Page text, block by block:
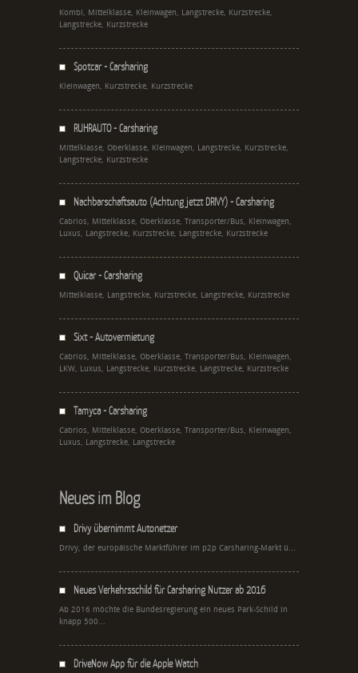
Kombi, Mittelklasse, Kleinwagen, Langstrecke, Kurzstrecke,
Langstrecke, Kurzstrecke
Spotcar - Carsharing
Kleinwagen, Kurzstrecke, Kurzstrecke
RUHRAUTO - Carsharing
Mittelklasse, Oberklasse, Kleinwagen, Langstrecke, Kurzstrecke,
Langstrecke, Kurzstrecke
Nachbarschaftsauto (Achtung jetzt DRIVY) - Carsharing
Cabrios, Mittelklasse, Oberklasse, Transporter/Bus, Kleinwagen,
Luxus, Langstrecke, Kurzstrecke, Langstrecke, Kurzstrecke
Quicar - Carsharing
Mittelklasse, Langstrecke, Kurzstrecke, Langstrecke, Kurzstrecke
Sixt - Autovermietung
Cabrios, Mittelklasse, Oberklasse, Transporter/Bus, Kleinwagen,
LKW, Luxus, Langstrecke, Kurzstrecke, Langstrecke, Kurzstrecke
Tamyca - Carsharing
Cabrios, Mittelklasse, Oberklasse, Transporter/Bus, Kleinwagen,
Luxus, Langstrecke, Langstrecke
Neues im Blog
Drivy übernimmt Autonetzer
Drivy, der europäische Marktführer im p2p Carsharing-Markt ü...
Neues Verkehrsschild für Carsharing Nutzer ab 2016
Ab 2016 möchte die Bundesregierung ein neues Park-Schild in
knapp 500...
DriveNow App für die Apple Watch